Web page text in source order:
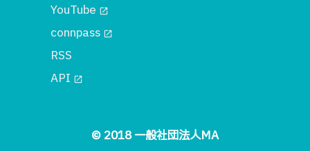
YouTube open_in_new
connpass open_in_new
RSS
API open_in_new
© 2018 一般社団法人MA